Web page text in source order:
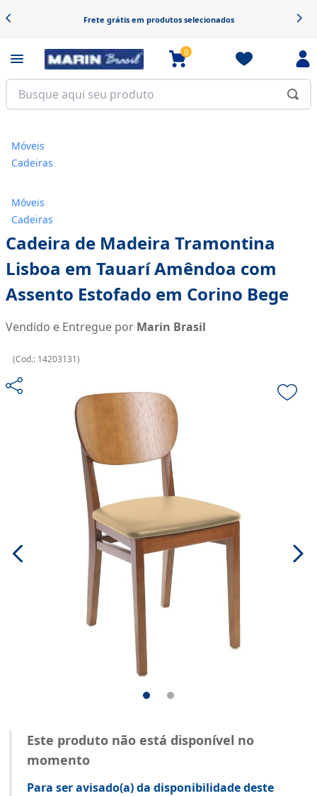
Frete grátis em produtos selecionados
0
Móveis
Cadeiras
Móveis
Cadeiras
Cadeira de Madeira Tramontina
Lisboa em Tauarí Amêndoa com
Assento Estofado em Corino Bege
Vendido e Entregue por Marin Brasil
(Cod.: 14203131)
Este produto não está disponível no
momento
Para ser avisado(a) da disponibilidade deste